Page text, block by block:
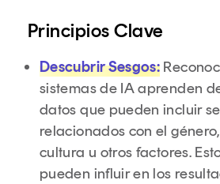
Principios Clave
Descubrir Sesgos:
sistemas de IA aprenden
datos que pueden incluir
relacionados con el
cultura u otros factores.
pueden influir en los